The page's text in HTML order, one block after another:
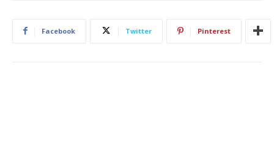
Facebook Twitter Pinterest